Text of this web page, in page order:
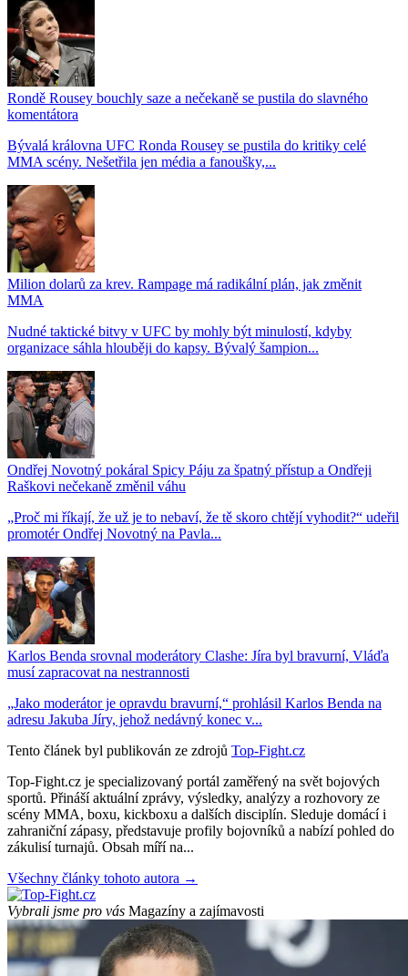
Rondě Rousey bouchly saze a nečekaně se pustila do slavného
komentátora
Bývalá královna UFC Ronda Rousey se pustila do kritiky celé
MMA scény. Nešetřila jen média a fanoušky,...
Milion dolarů za krev. Rampage má radikální plán, jak změnit
MMA
Nudné taktické bitvy v UFC by mohly být minulostí, kdyby
organizace sáhla hlouběji do kapsy. Bývalý šampion...
Ondřej Novotný pokáral Spicy Páju za špatný přístup a Ondřeji
Raškovi nečekaně změnil váhu
„Proč mi říkají, že už je to nebaví, že tě skoro chtějí vyhodit?“ udeřil
promotér Ondřej Novotný na Pavla...
Karlos Benda srovnal moderátory Clashe: Jíra byl bravurní, Vláďa
musí zapracovat na nestrannosti
„Jako moderátor je opravdu bravurní,“ prohlásil Karlos Benda na
adresu Jakuba Jíry, jehož nedávný konec v...
Tento článek byl publikován ze zdrojů Top-Fight.cz
Top-Fight.cz je specializovaný portál zaměřený na svět bojových
sportů. Přináší aktuální zprávy, výsledky, analýzy a rozhovory ze
scény MMA, boxu, kickboxu a dalších disciplín. Sleduje domácí i
zahraniční zápasy, představuje profily bojovníků a nabízí pohled do
zákulisí turnajů. Obsah míří na...
Všechny články tohoto autora →
Vybrali jsme pro vás Magazíny a zajímavosti